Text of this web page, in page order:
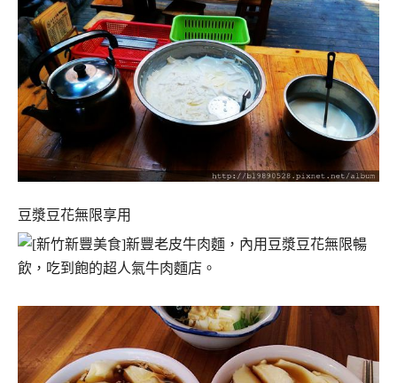
豆漿豆花無限享用